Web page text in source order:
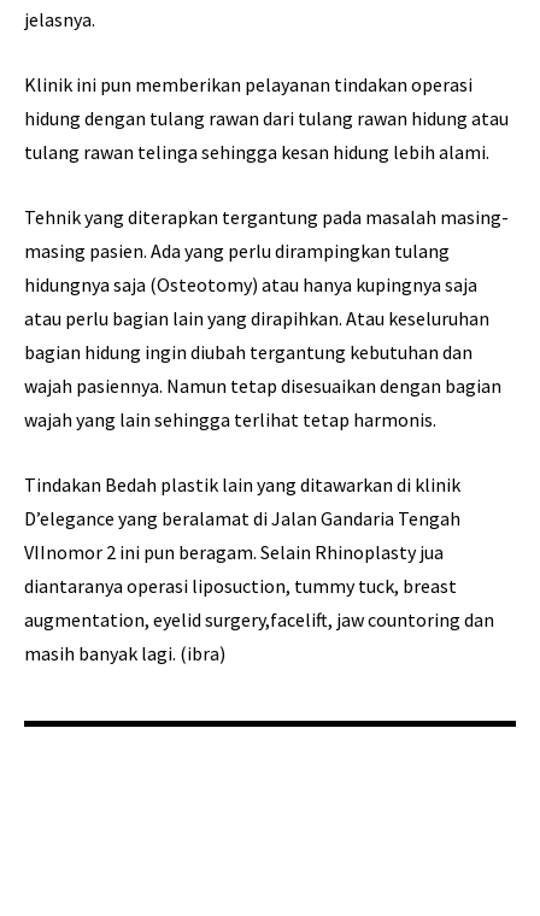
jelasnya.
Klinik ini pun memberikan pelayanan tindakan operasi
hidung dengan tulang rawan dari tulang rawan hidung atau
tulang rawan telinga sehingga kesan hidung lebih alami.
Tehnik yang diterapkan tergantung pada masalah masing-
masing pasien. Ada yang perlu dirampingkan tulang
hidungnya saja (Osteotomy) atau hanya kupingnya saja
atau perlu bagian lain yang dirapihkan. Atau keseluruhan
bagian hidung ingin diubah tergantung kebutuhan dan
wajah pasiennya. Namun tetap disesuaikan dengan bagian
wajah yang lain sehingga terlihat tetap harmonis.
Tindakan Bedah plastik lain yang ditawarkan di klinik
D’elegance yang beralamat di Jalan Gandaria Tengah
VIInomor 2 ini pun beragam. Selain Rhinoplasty jua
diantaranya operasi liposuction, tummy tuck, breast
augmentation, eyelid surgery,facelift, jaw countoring dan
masih banyak lagi. (ibra)